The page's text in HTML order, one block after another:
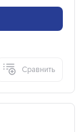
Сравнить